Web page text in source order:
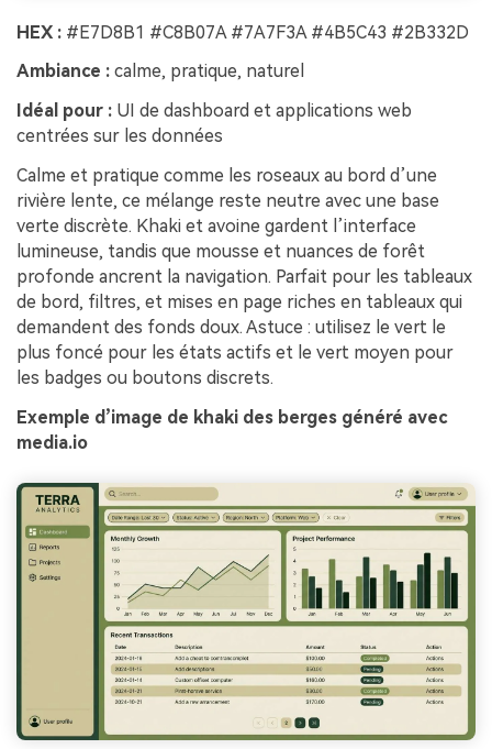
HEX : #E7D8B1 #C8B07A #7A7F3A #4B5C43 #2B332D
Ambiance : calme, pratique, naturel
Idéal pour : UI de dashboard et applications web
centrées sur les données
Calme et pratique comme les roseaux au bord d’une
rivière lente, ce mélange reste neutre avec une base
verte discrète. Khaki et avoine gardent l’interface
lumineuse, tandis que mousse et nuances de forêt
profonde ancrent la navigation. Parfait pour les tableaux
de bord, filtres, et mises en page riches en tableaux qui
demandent des fonds doux. Astuce : utilisez le vert le
plus foncé pour les états actifs et le vert moyen pour
les badges ou boutons discrets.
Exemple d’image de khaki des berges généré avec
media.io